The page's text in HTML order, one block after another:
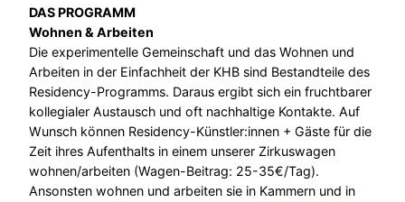
DAS PROGRAMM
Wohnen & Arbeiten
Die experimentelle Gemeinschaft und das Wohnen und
Arbeiten in der Einfachheit der KHB sind Bestandteile des
Residency-Programms. Daraus ergibt sich ein fruchtbarer
kollegialer Austausch und oft nachhaltige Kontakte. Auf
Wunsch können Residency-Künstler:innen + Gäste für die
Zeit ihres Aufenthalts in einem unserer Zirkuswagen
wohnen/arbeiten (Wagen-Beitrag: 25-35€/Tag).
Ansonsten wohnen und arbeiten sie in Kammern und in